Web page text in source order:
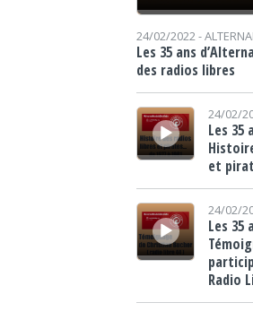
24/02/2022 -
Les 35 ans
des radios libres
Lecteur audio
24/02/
Les 35
et
Lecteur audio
24/02/
Les 35
Radio